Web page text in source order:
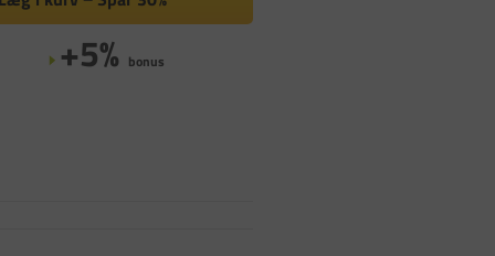
+5% bonus